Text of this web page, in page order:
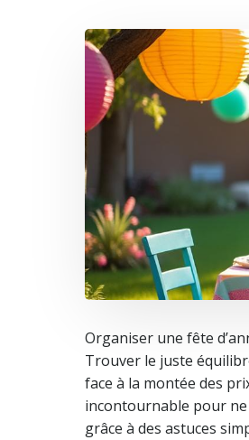
Organiser une fête
Trouver le juste
face à la montée des
incontournable pour ne
grâce à des astuces